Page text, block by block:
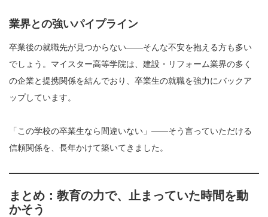
業界との強いパイプライン
卒業後の就職先が見つからない——そんな不安を抱える方も多い
でしょう。マイスター高等学院は、建設・リフォーム業界の多く
の企業と提携関係を結んでおり、卒業生の就職を強力にバックア
ップしています。
「この学校の卒業生なら間違いない」——そう言っていただける
信頼関係を、長年かけて築いてきました。
まとめ：教育の力で、止まっていた時間を動
かそう